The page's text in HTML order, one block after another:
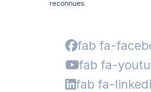
reconnues.
fab fa-
fab fa-
fab fa-